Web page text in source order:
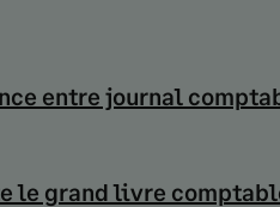
entre journal
le grand livre